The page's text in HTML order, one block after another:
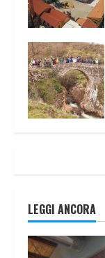
LEGGI ANCORA